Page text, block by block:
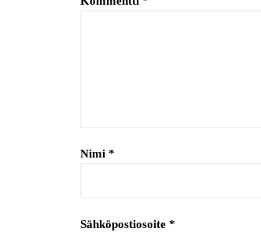
Nimi *
Sähköpostiosoite *